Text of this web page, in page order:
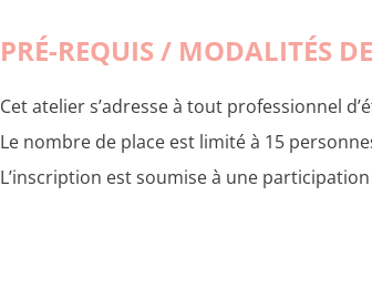
PRÉ-REQUIS / MODALITÉS
Cet atelier s’adresse à tout professionnel
Le nombre de place est limité à 15
L’inscription est soumise à une